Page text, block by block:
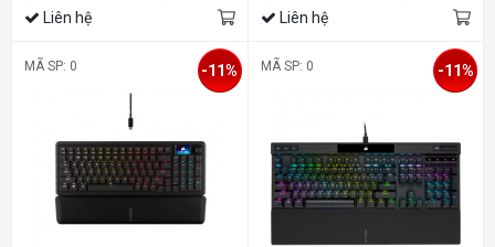
Liên hệ Liên hệ
MÃ SP: 0 -11% MÃ SP: 0 -11%